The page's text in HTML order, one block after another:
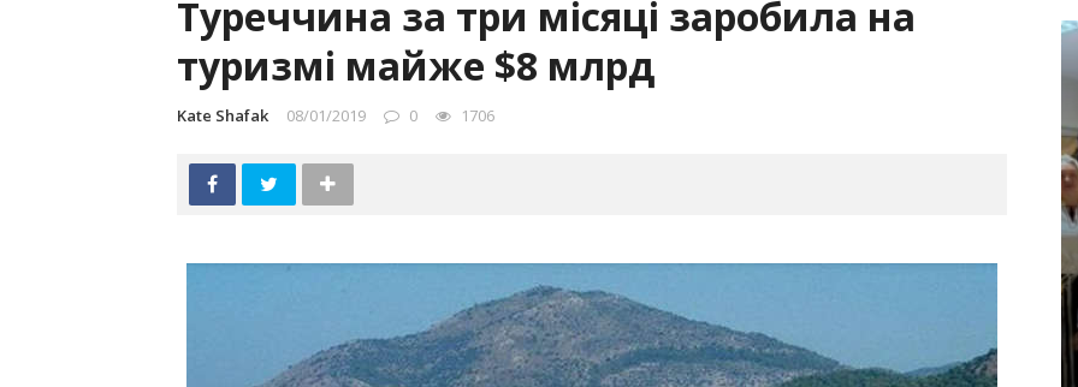
Туреччина за три місяці заробила на
туризмі майже $8 млрд
Kate Shafak 08/01/2019 0 1706